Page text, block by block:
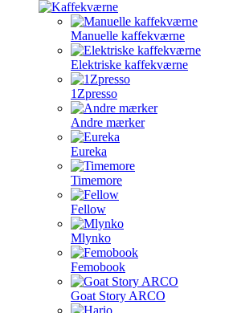
Manuelle kaffekværne
Elektriske kaffekværne
1Zpresso
Andre mærker
Eureka
Timemore
Fellow
Mlynko
Femobook
Goat Story ARCO